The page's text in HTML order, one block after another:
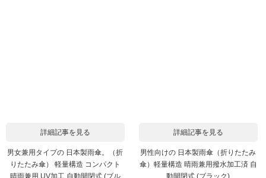
詳細記事を見る
男女兼用タイプの 日本製雨傘。（折
りたたみ傘） 軽量構造 コンパクト
詳細記事を見る
男性向けの 日本製雨傘（折りたたみ
傘）軽量構造 晴雨兼用撥水加工済 自